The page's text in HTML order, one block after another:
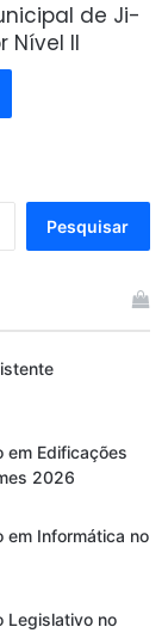
de Ji-
Nível II
Pesquisar
em Edificações
2026
em Informática no
Legislativo no